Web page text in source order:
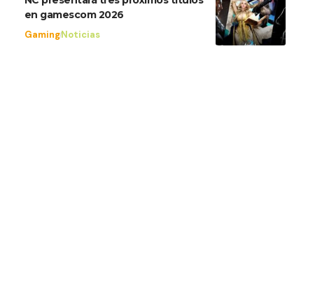
en gamescom 2026
GamingNoticias